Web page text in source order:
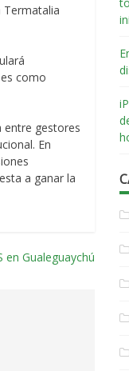
Termatalia
como
entre gestores
En
a ganar la
en Gualeguaychú